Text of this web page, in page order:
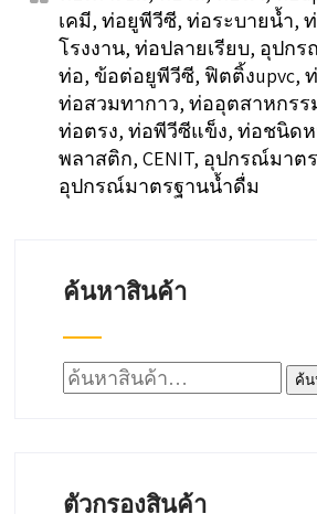
เคมี, ท่อยูพีวีซี, ท่อระบายน้ำ,
โรงงาน, ท่อปลายเรียบ, อุปก
ท่อ, ข้อต่อยูพีวีซี, ฟิตติ้งupvc,
ท่อสวมทากาว, ท่ออุตสาหกรร
ท่อตรง, ท่อพีวีซีแข็ง, ท่อชนิด
พลาสติก, CENIT, อุปกรณ์มาตร
อุปกรณ์มาตรฐานน้ำดื่ม
ค้นหาสินค้า
ค้นหา: ค้น
ตัวกรองสินค้า